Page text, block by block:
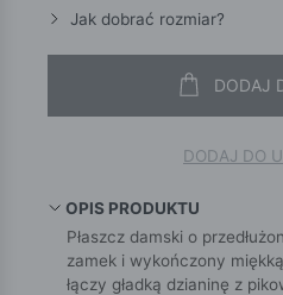
Jak dobrać rozmiar?
DODAJ
DODAJ DO
OPIS PRODUKTU
Płaszcz damski o
zamek i wykończony
łączy gładką dzianinę z